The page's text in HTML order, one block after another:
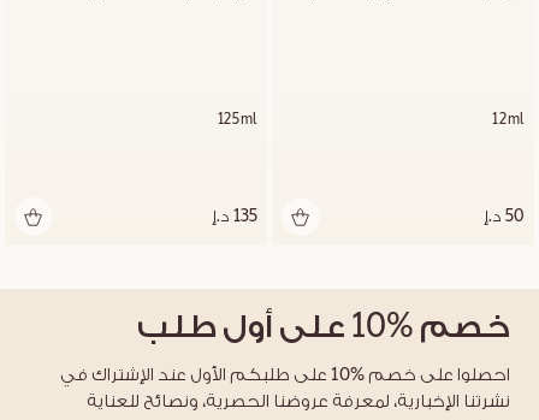
12ml
50 د.إ
125ml
135 د.إ
خصم %10 على أول طلب
احصلوا على خصم %10 على طلبكم الأول عند الإشتراك في
نشرتنا الإخبارية، لمعرفة عروضنا الحصرية، ونصائح للعناية